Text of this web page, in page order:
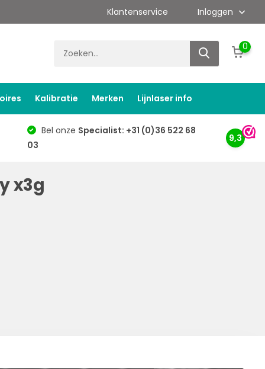
Klantenservice Inloggen
0
Kalibratie Merken Lijnlaser info
Bel onze Specialist: +31 (0)36 522 68
03
9,3
x3g